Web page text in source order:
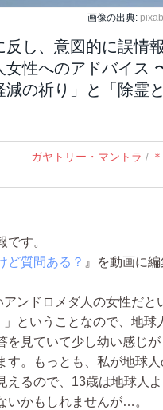
画像の出典:
反し、意図的に誤情
女性へのアドバイス
減の祈り」と「除霊
ガヤトリー・マントラ /
す。
ど質問ある？ 』を動画に
ンドロメダ人の女性だと
ということなので、地球
見ていて少し幼い感じ
す。もっとも、私が地球
えるので、13歳は地球人
いかもしれませんが…。